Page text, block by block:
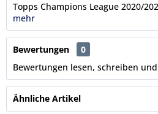
Topps Champions League 2020/
mehr
Bewertungen
0
Bewertungen lesen, schreiben
Ähnliche Artikel